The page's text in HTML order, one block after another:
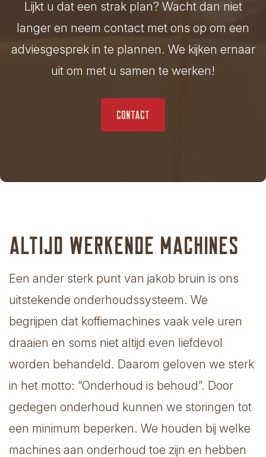
Lijkt u dat een strak plan? Wacht dan niet
langer en neem contact met ons op om een
adviesgesprek in te plannen. We kijken ernaar
uit om met u samen te werken!
Contact
Altijd werkende machines
Een ander sterk punt van jakob bruin is ons
uitstekende onderhoudssysteem. We
begrijpen dat koffiemachines vaak vele uren
draaien en soms niet altijd even liefdevol
worden behandeld. Daarom geloven we sterk
in het motto: “Onderhoud is behoud”. Door
gedegen onderhoud kunnen we storingen tot
een minimum beperken. We houden bij welke
machines aan onderhoud toe zijn en hebben